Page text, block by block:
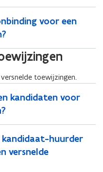
voor een
toewijzingen.
kandidaten voor
kandidaat-huurder
versnelde